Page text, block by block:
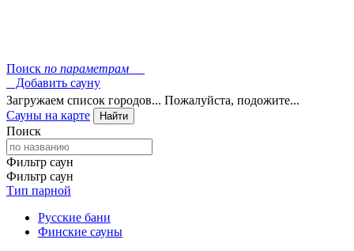
Поиск по параметрам
Добавить сауну
Загружаем список городов... Пожалуйста, подожите...
Сауны на карте
Найти
Поиск
Фильтр саун
Фильтр саун
Тип парной
Русские бани
Финские сауны